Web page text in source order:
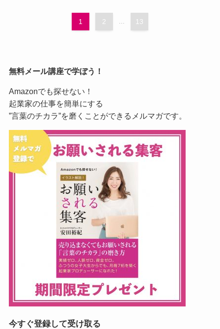
1 2 ... 13
無料メール講座で学ぼう！
Amazonでも探せない！
起業家の仕事を簡単にする
”言葉のチカラ”を磨くことができるメルマガです。
今すぐ登録して受け取る